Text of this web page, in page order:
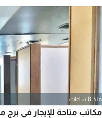
كويتي للمتر المربع. تنطبق
واستئجار هذه المكاتب الممتازة
منذ 8 ساعات
مكاتب متاحة للإيجار في